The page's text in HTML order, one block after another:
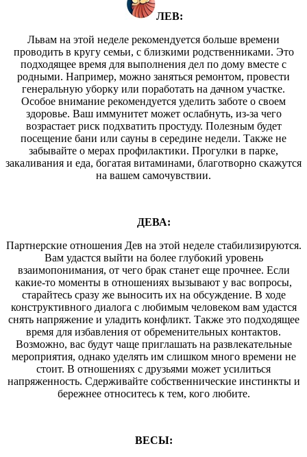
ЛЕВ:
Львам на этой неделе рекомендуется больше времени
проводить в кругу семьи, с близкими родственниками. Это
подходящее время для выполнения дел по дому вместе с
родными. Например, можно заняться ремонтом, провести
генеральную уборку или поработать на дачном участке.
Особое внимание рекомендуется уделить заботе о своем
здоровье. Ваш иммунитет может ослабнуть, из-за чего
возрастает риск подхватить простуду. Полезным будет
посещение бани или сауны в середине недели. Также не
забывайте о мерах профилактики. Прогулки в парке,
закаливания и еда, богатая витаминами, благотворно скажутся
на вашем самочувствии.
ДЕВА:
Партнерские отношения Дев на этой неделе стабилизируются.
Вам удастся выйти на более глубокий уровень
взаимопонимания, от чего брак станет еще прочнее. Если
какие-то моменты в отношениях вызывают у вас вопросы,
старайтесь сразу же выносить их на обсуждение. В ходе
конструктивного диалога с любимым человеком вам удастся
снять напряжение и уладить конфликт. Также это подходящее
время для избавления от обременительных контактов.
Возможно, вас будут чаще приглашать на развлекательные
мероприятия, однако уделять им слишком много времени не
стоит. В отношениях с друзьями может усилиться
напряженность. Сдерживайте собственнические инстинкты и
бережнее относитесь к тем, кого любите.
ВЕСЫ: